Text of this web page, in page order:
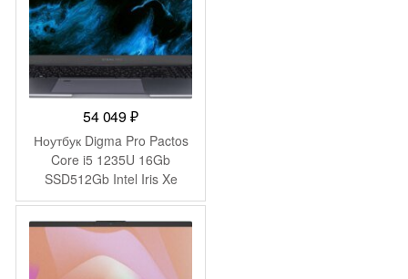
54 049₽
Ноутбук Digma Pro Pactos
Core i5 1235U 16Gb
SSD512Gb Intel Iris Xe
graphics 16″ IPS WUXGA
(1920×1200) Windows 11
Pro dk.grey WiFi BT Cam
5500mAh (DN16P5-
ADXW01)